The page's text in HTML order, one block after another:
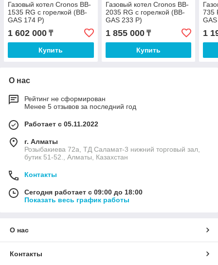
Газовый котел Cronos BB-
1535 RG с горелкой (BB-
GAS 174 P)
1 602 000 ₸
Купить
Газовый котел Cronos BB-
2035 RG с горелкой (BB-
GAS 233 P)
1 855 000₸
Купить
735
1
О нас
Рейтинг не сформирован
Менее 5 отзывов за последний год
Работает с 05.11.2022
г. Алматы
Розыбакиева 72а, ТД Саламат-3 нижний торговый зал,
бутик 51-52., Алматы, Казахстан
Контакты
Сегодня работает с 09:00 до 18:00
Показать весь график работы
О нас
Контакты